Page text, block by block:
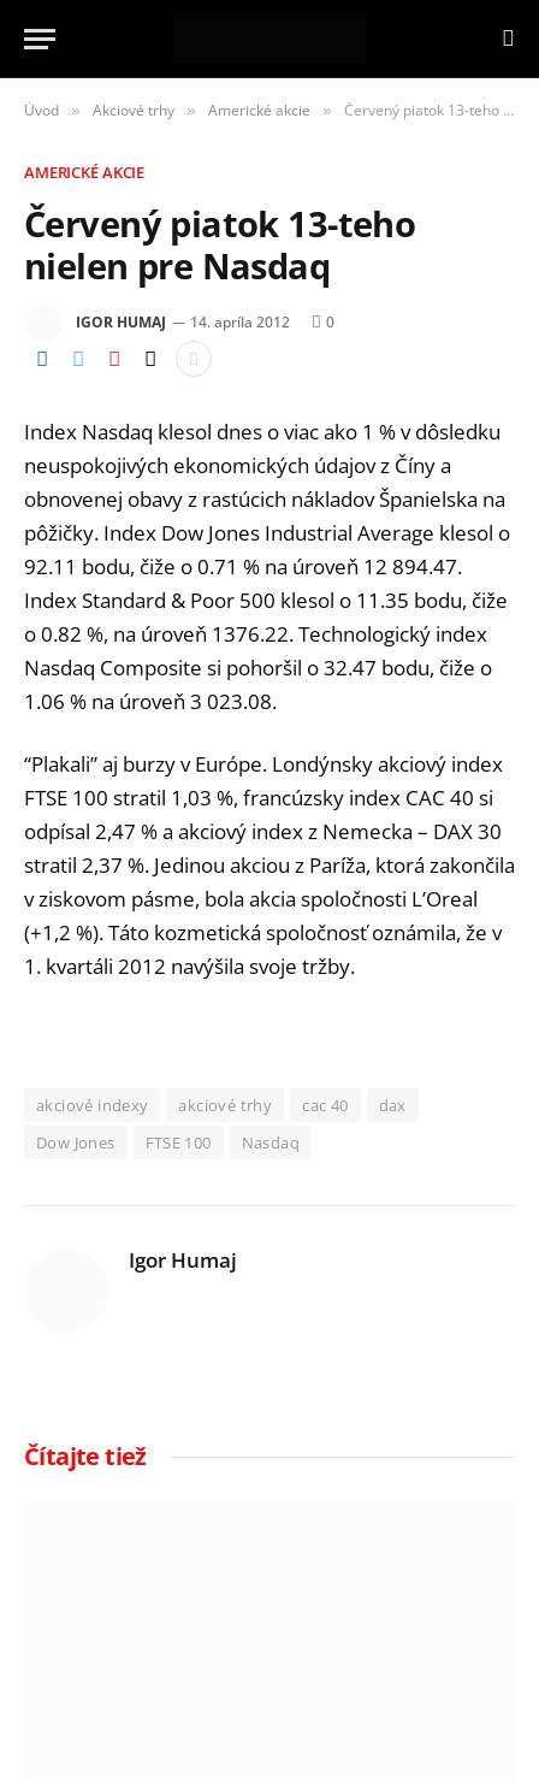
Úvod » Akciové trhy » Americké akcie » Červený piatok 13-teho nielen pre Nasdaq
AMERICKÉ AKCIE
Červený piatok 13-teho
nielen pre Nasdaq
IGOR HUMAJ 14. apríla 2012 0
Index Nasdaq klesol dnes o viac ako 1 % v dôsledku
neuspokojivých ekonomických údajov z Číny a
obnovenej obavy z rastúcich nákladov Španielska na
pôžičky. Index Dow Jones Industrial Average klesol o
92.11 bodu, čiže o 0.71 % na úroveň 12 894.47.
Index Standard & Poor 500 klesol o 11.35 bodu, čiže
o 0.82 %, na úroveň 1376.22. Technologický index
Nasdaq Composite si pohoršil o 32.47 bodu, čiže o
1.06 % na úroveň 3 023.08.
“Plakali” aj burzy v Európe. Londýnsky akciový index
FTSE 100 stratil 1,03 %, francúzsky index CAC 40 si
odpísal 2,47 % a akciový index z Nemecka – DAX 30
stratil 2,37 %. Jedinou akciou z Paríža, ktorá zakončila
v ziskovom pásme, bola akcia spoločnosti L’Oreal
(+1,2 %). Táto kozmetická spoločnosť oznámila, že v
1. kvartáli 2012 navýšila svoje tržby.
akciové indexy akciové trhy cac 40
dax
Dow Jones
FTSE 100 Nasdaq
Igor Humaj
Čítajte tiež